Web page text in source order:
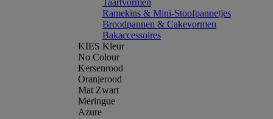
Taartvormen
Ramekins & Mini-Stoofpannetjes
Broodpannen & Cakevormen
Bakaccessoires
KIES Kleur
No Colour
Kersenrood
Oranjerood
Mat Zwart
Meringue
Azure